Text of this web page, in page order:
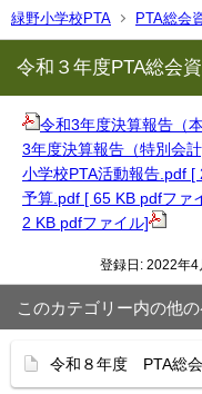
緑野小学校PTA PTA総会
令和３年度PTA総会
令和3年度決算報告（
3年度決算報告（特別会
小学校PTA活動報告.pdf [
予算.pdf [ 65 KB pdfファ
2 KB pdfファイル]
登録日: 2022年4
このカテゴリー内の他
令和８年度 PTA総